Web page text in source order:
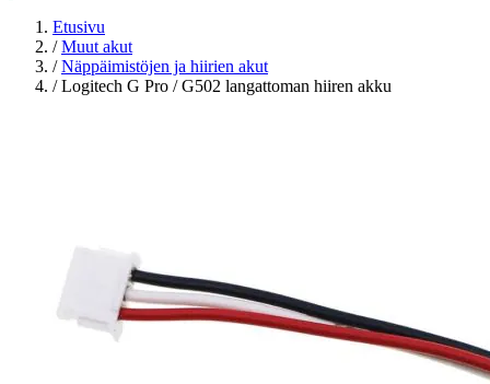
Etusivu
/ Muut akut
/ Näppäimistöjen ja hiirien akut
/ Logitech G Pro / G502 langattoman hiiren akku